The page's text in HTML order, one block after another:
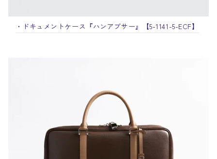
・ドキュメントケース『ハンアブサー』 【5-1141-5-ECF】